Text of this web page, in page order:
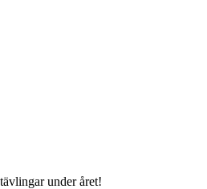
under året!